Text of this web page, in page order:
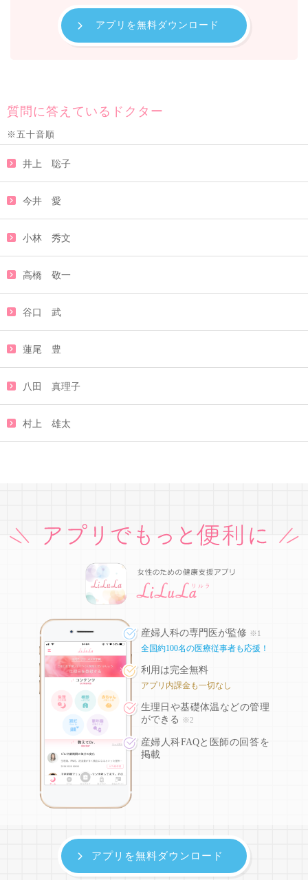
アプリを無料ダウンロード
質問に答えているドクター
※五十音順
井上 聡子
今井 愛
小林 秀文
高橋 敬一
谷口 武
蓮尾 豊
八田 真理子
村上 雄太
産婦人科の専門医が監修 ※1
全国約100名の医療従事者も応援！
利用は完全無料
アプリ内課金も一切なし
生理日や基礎体温などの管理
ができる
※2
産婦人科FAQと医師の回答を
掲載
アプリを無料ダウンロード